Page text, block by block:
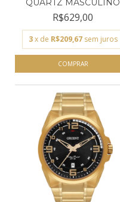
QUARTZ MASCULINO
ORIENT...
R$629,00
3 x de R$209,67 sem juros